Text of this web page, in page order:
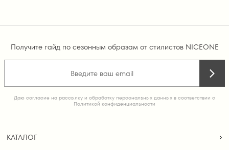
Получите гайд по сезонным образам от стилистов NICEONE
Даю согласие на рассылку и обработку персональных данных в соответствии с
Политикой конфиденциальности
КАТАЛОГ